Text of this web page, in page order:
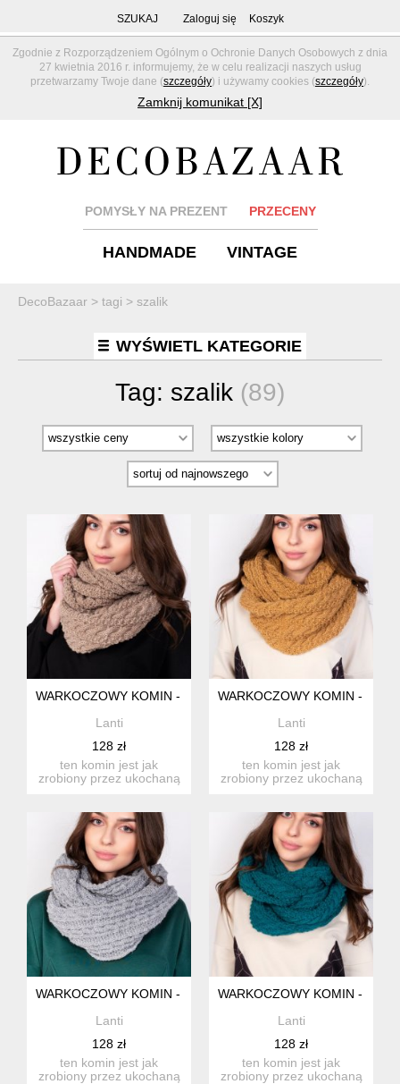
Zgodnie z Rozporządzeniem Ogólnym o Ochronie Danych Osobowych z dnia
27 kwietnia 2016 r. informujemy, że w celu realizacji naszych usług
przetwarzamy Twoje dane (szczegóły) i używamy cookies (szczegóły).
Zamknij komunikat [X]
SZUKAJ Zaloguj się Koszyk
POMYSŁY NA PREZENT PRZECENY
HANDMADE VINTAGE
DecoBazaar > tagi > szalik
WYŚWIETL KATEGORIE
Tag: szalik (89)
WARKOCZOWY KOMIN - SZ003 MOCCA
Lanti
128 zł
ten komin jest jak
zrobiony przez ukochaną
WARKOCZOWY KOMIN -
Lanti
128 zł
ten komin jest jak
zrobiony przez ukochaną
WARKOCZOWY KOMIN - SZ003 SZARY
Lanti
128 zł
ten komin jest jak
zrobiony przez ukochaną
WARKOCZOWY KOMIN -
Lanti
128 zł
ten komin jest jak
zrobiony przez ukochaną